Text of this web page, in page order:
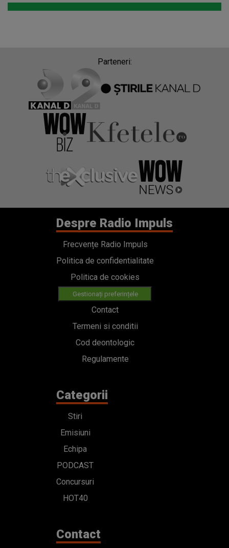
Parteneri:
Despre Radio Impuls
Frecvențe Radio Impuls
Politica de confidentialitate
Politica de cookies
Gestionați preferințele
Contact
Termeni si conditii
Cod deontologic
Regulamente
Categorii
Stiri
Emisiuni
Echipa
PODCAST
Concursuri
HOT40
Contact